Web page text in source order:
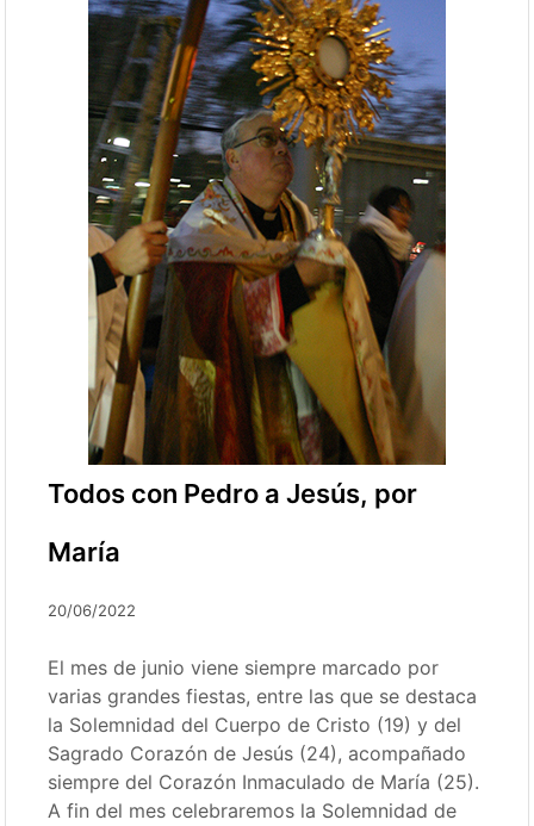
Todos con Pedro a Jesús, por
María
20/06/2022
El mes de junio viene siempre marcado por
varias grandes fiestas, entre las que se destaca
la Solemnidad del Cuerpo de Cristo (19) y del
Sagrado Corazón de Jesús (24), acompañado
siempre del Corazón Inmaculado de María (25).
A fin del mes celebraremos la Solemnidad de